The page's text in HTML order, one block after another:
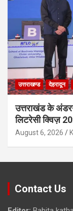
उत्तराखण्ड देहरादून
उत्तराखंड के
लिटरेसी क्विज़
August 6, 2026
Contact Us